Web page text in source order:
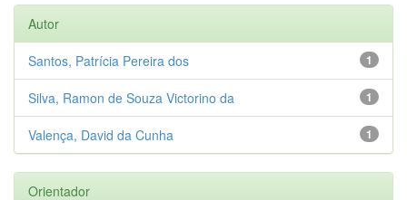
Autor
1
Santos, Patrícia Pereira dos
1
Silva, Ramon de Souza Victorino da
1
Valença, David da Cunha
Orientador